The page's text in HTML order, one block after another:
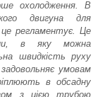
охолодження. В
двигуна для
регламентує. Це
в яку можна
швидкість руху
умовам
в обсадну
з цією трубою